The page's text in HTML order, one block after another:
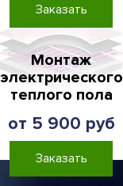
Заказать
Монтаж
электрического
теплого пола
от 5 900 руб
Заказать